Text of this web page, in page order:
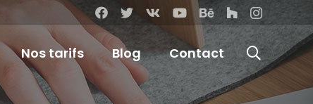
Nos tarifs Blog Contact